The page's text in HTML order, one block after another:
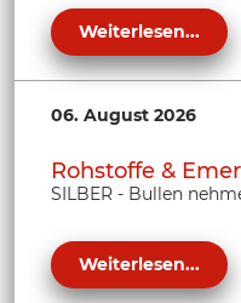
Weiterlesen...
06. August 2026
Rohstoffe &
SILBER - Bullen
Weiterlesen...